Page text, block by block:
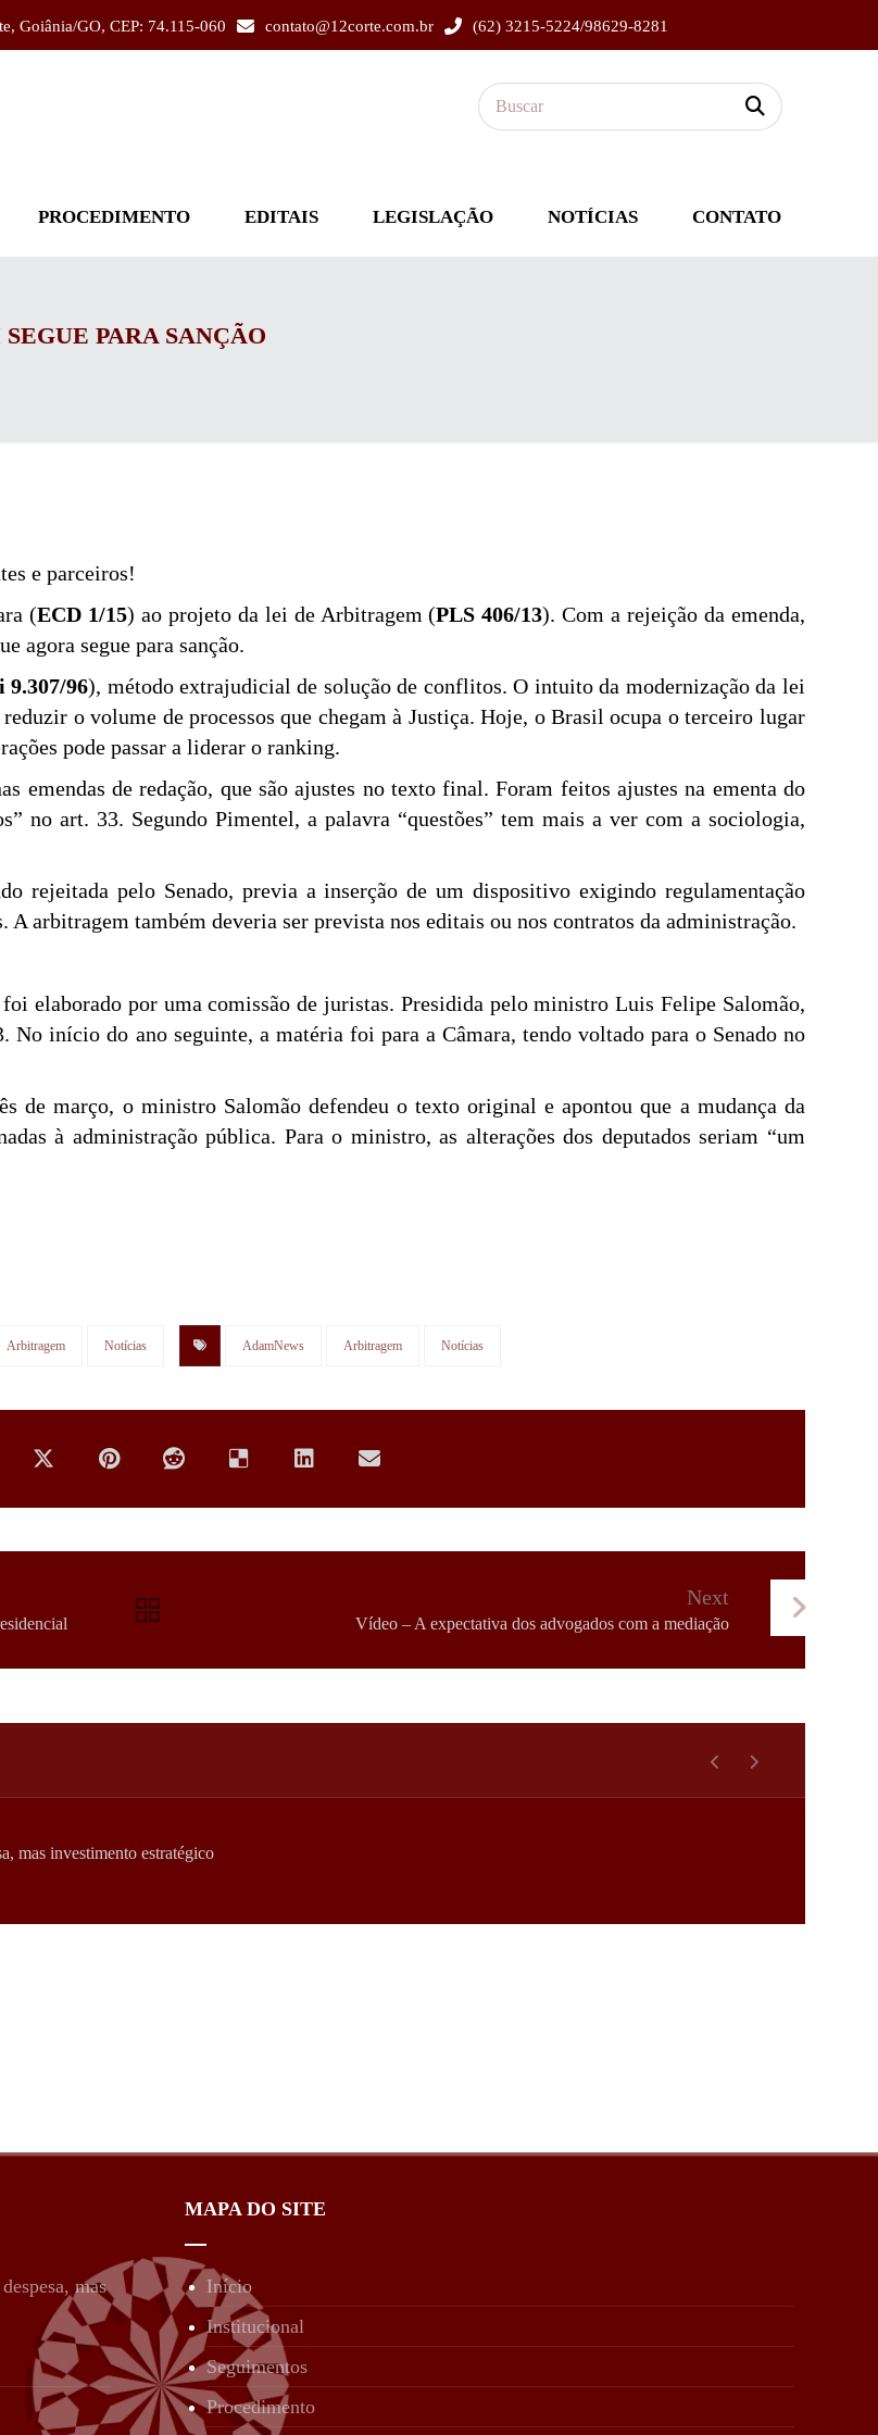
Goiânia/GO, CEP: 74.115-060 contato@12corte.com.br (62) 3215-5224/98629-8281
PROCEDIMENTO EDITAIS LEGISLAÇÃO NOTÍCIAS CONTATO
PARA SANÇÃO
e parceiros!
(ECD 1/15) ao projeto da lei de Arbitragem (PLS 406/13). Com a rejeição da emenda,
agora segue para sanção.
9.307/96), método extrajudicial de solução de conflitos. O intuito da modernização da lei
o volume de processos que chegam à Justiça. Hoje, o Brasil ocupa o terceiro lugar
pode passar a liderar o ranking.
emendas de redação, que são ajustes no texto final. Foram feitos ajustes na ementa do
no art. 33. Segundo Pimentel, a palavra “questões” tem mais a ver com a sociologia,
rejeitada pelo Senado, previa a inserção de um dispositivo exigindo regulamentação
arbitragem também deveria ser prevista nos editais ou nos contratos da administração.
elaborado por uma comissão de juristas. Presidida pelo ministro Luis Felipe Salomão,
No início do ano seguinte, a matéria foi para a Câmara, tendo voltado para o Senado no
de março, o ministro Salomão defendeu o texto original e apontou que a mudança da
à administração pública. Para o ministro, as alterações dos deputados seriam “um
Arbitragem Notícias AdamNews Arbitragem Notícias
Next
Vídeo – A expectativa dos advogados com a mediação
mas investimento estratégico
mas
MAPA DO SITE
Início
Institucional
Seguimentos
Procedimento